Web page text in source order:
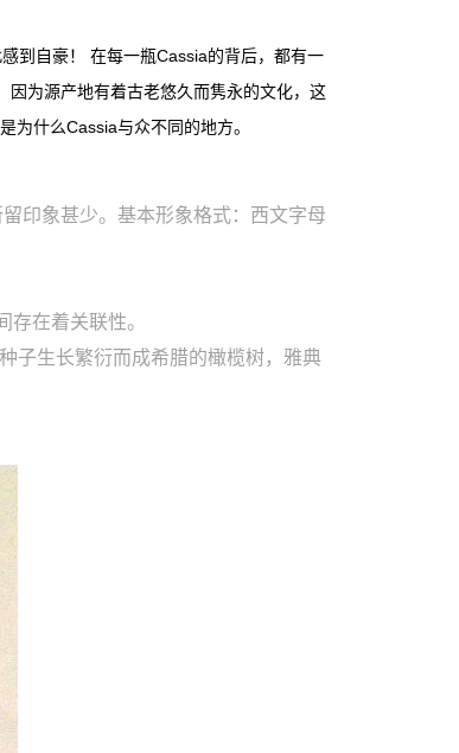
到自豪！ 在每一瓶Cassia的背后，都有一
因为源产地有着古老悠久而隽永的文化，这
为什么Cassia与众不同的地方。
印象甚少。基本形象格式：西文字母
在着关联性。
子生长繁衍而成希腊的橄榄树，雅典